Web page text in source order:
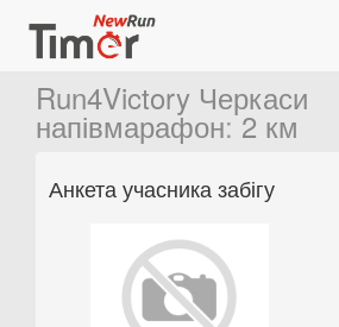
Run4Victory Черкаси
напівмарафон:2 км
Анкета учасника забігу